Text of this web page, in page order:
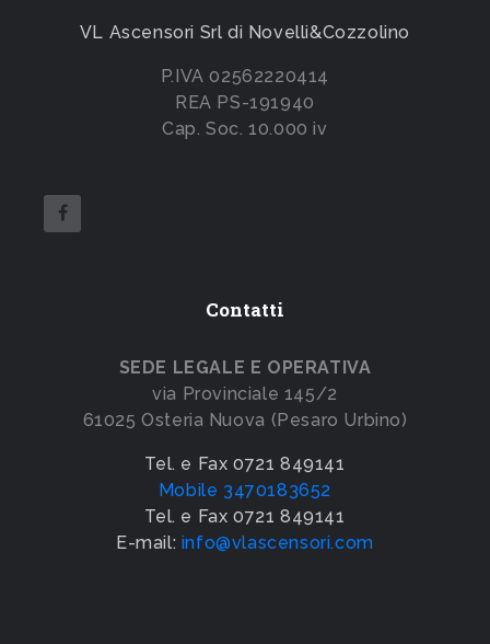
VL Ascensori Srl di Novelli&Cozzolino
P.IVA 02562220414
REA PS-191940
Cap. Soc. 10.000 iv
Contatti
SEDE LEGALE E OPERATIVA
via Provinciale 145/2
61025 Osteria Nuova (Pesaro Urbino)
Tel. e Fax 0721 849141
Mobile 3470183652
Tel. e Fax 0721 849141
E-mail: info@vlascensori.com